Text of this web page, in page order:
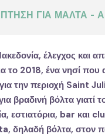
ΓΙΑ ΜΑΛΤΑ -
, έλεγχος και
2018, ένα νησί που
την περιοχή Saint
βραδινή βόλτα γιατί
εστιατόρια, bar και
δηλαδή βόλτα, στον